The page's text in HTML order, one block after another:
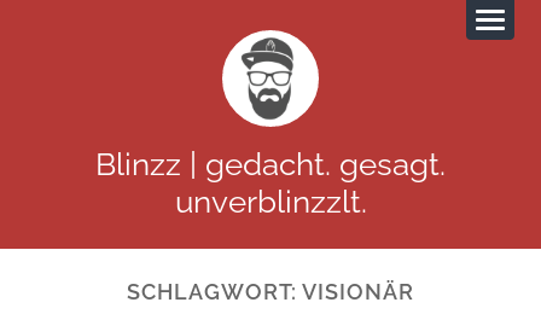
Blinzz | gedacht. gesagt.
unverblinzzlt.
SCHLAGWORT:VISIONÄR